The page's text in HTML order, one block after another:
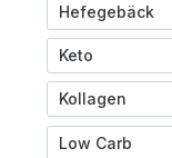
Hefegebäck
Keto
Kollagen
Low Carb